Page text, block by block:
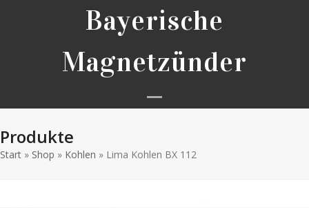
Bayerische
Magnetzünder
Open
menu
Close
menu
Produkte
Start » Shop » Kohlen » Lima Kohlen BX 112